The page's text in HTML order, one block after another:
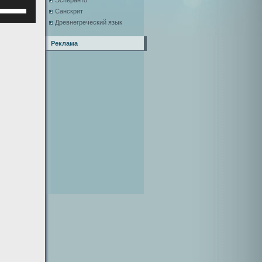
Санскрит
Древнегреческий язык
Реклама